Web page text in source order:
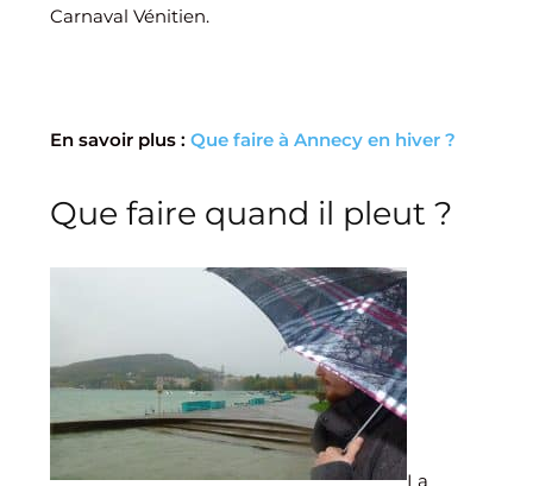
Carnaval Vénitien.
En savoir plus : Que faire à Annecy en hiver ?
Que faire quand il pleut ?
La